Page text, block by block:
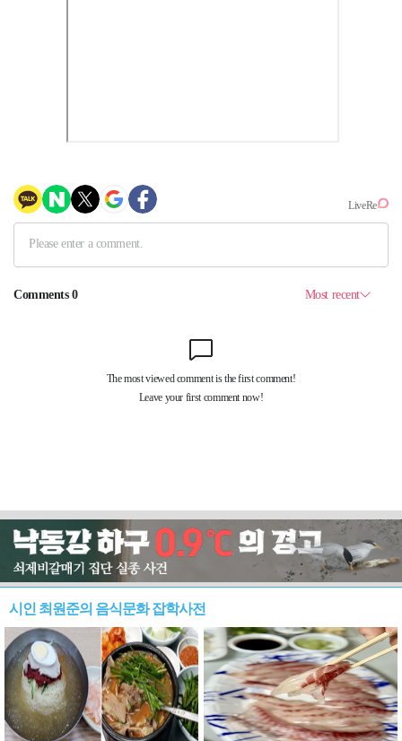
시인 최원준의 음식문화 잡학사전